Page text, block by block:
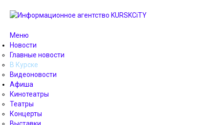
Меню
Новости
Главные новости
В Курске
Видеоновости
Афиша
Кинотеатры
Театры
Концерты